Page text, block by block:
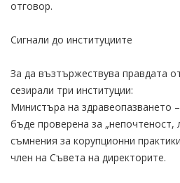
отговор.
Сигнали до институциите
За да възтържествува правдата
сезирали три институции:
Министъра на здравеопазването
бъде проверена за „непочтеност,
съмнения за корупционни
член на Съвета на директорите.